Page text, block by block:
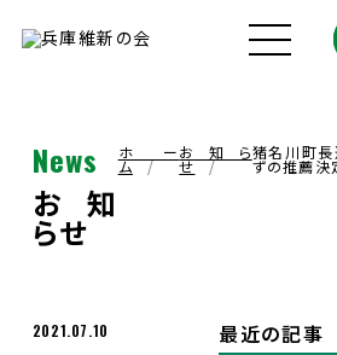
兵庫維新の会とは
メンバー
News
お知
らせ
ホー
ム
お知ら
せ
猪名川町長
ずの推薦決
2021.07.10 最近の記事